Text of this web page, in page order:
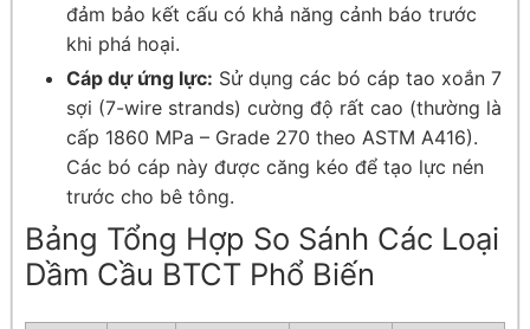
đảm bảo kết cấu có khả năng cảnh báo trước
khi phá hoại.
Cáp dự ứng lực: Sử dụng các bó cáp tao xoắn 7
sợi (7-wire strands) cường độ rất cao (thường là
cấp 1860 MPa – Grade 270 theo ASTM A416).
Các bó cáp này được căng kéo để tạo lực nén
trước cho bê tông.
Bảng Tổng Hợp So Sánh Các Loại
Dầm Cầu BTCT Phổ Biến